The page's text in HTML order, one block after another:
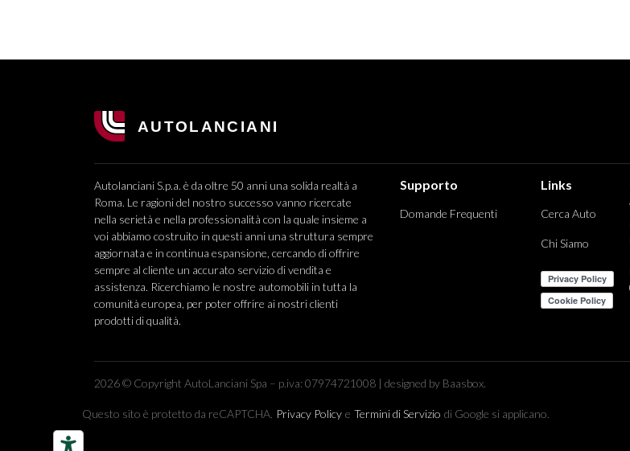
Autolanciani S.p.a. è da oltre 50 anni una solida realtà a
Roma. Le ragioni del nostro successo vanno ricercate
nella serietà e nella professionalità con la quale insieme a
voi abbiamo costruito in questi anni una struttura sempre
aggiornata e in continua espansione, cercando di offrire
sempre al cliente un accurato servizio di vendita e
assistenza. Ricerchiamo le nostre automobili in tutta la
comunità europea, per poter offrire ai nostri clienti
prodotti di qualità.
Supporto
Domande Frequenti
Links
Cerca Auto
Chi Siamo
2026 © Copyright AutoLanciani Spa – p.iva: 07974721008 | designed by Baasbox.
Questo sito è protetto da reCAPTCHA. Privacy Policy e Termini di Servizio di Google si applicano.